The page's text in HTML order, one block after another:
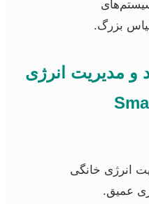
بزرگ.
مدیریت انرژی
انرژی خانگی